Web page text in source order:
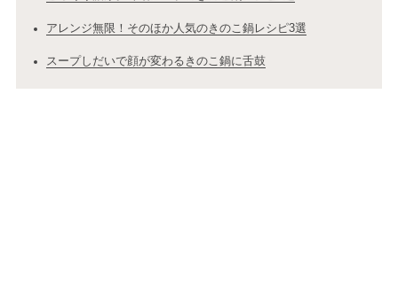
アレンジ無限！そのほか人気のきのこ鍋レシピ3選
スープしだいで顔が変わるきのこ鍋に舌鼓